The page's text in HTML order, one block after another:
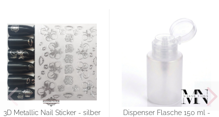
3D Metallic Nail Sticker - silber
Dispenser Flasche 150 ml -